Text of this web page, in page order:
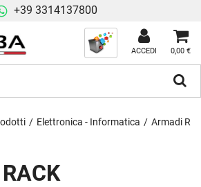
+39 3314137800
ACCEDI 0,00 €
Elettronica - Informatica Armadi